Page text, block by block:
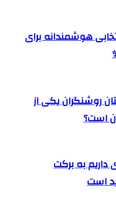
هوشمندانه برای
روشنگران یکی از
است؟
داریم به برکت
است